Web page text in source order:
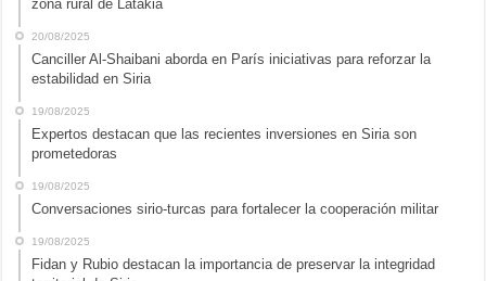
zona rural de Latakia
20/08/2025
Canciller Al-Shaibani aborda en París iniciativas para reforzar la
estabilidad en Siria
19/08/2025
Expertos destacan que las recientes inversiones en Siria son
prometedoras
19/08/2025
Conversaciones sirio-turcas para fortalecer la cooperación militar
19/08/2025
Fidan y Rubio destacan la importancia de preservar la integridad